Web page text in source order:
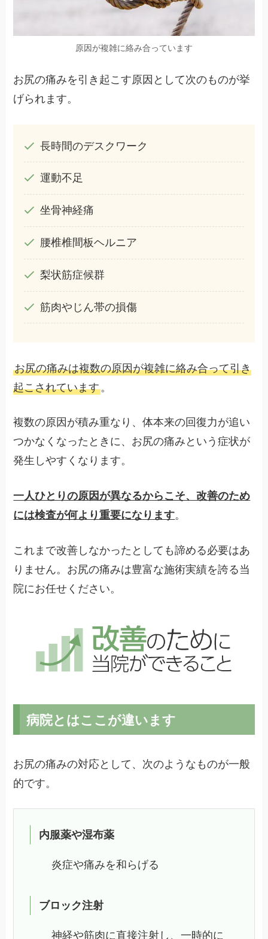
原因が複雑に絡み合っています
お尻の痛みを引き起こす原因として次のものが挙
げられます。
長時間のデスクワーク
運動不足
坐骨神経痛
腰椎椎間板ヘルニア
梨状筋症候群
筋肉やじん帯の損傷
お尻の痛みは複数の原因が複雑に絡み合って引き
起こされています。
複数の原因が積み重なり、体本来の回復力が追い
つかなくなったときに、お尻の痛みという症状が
発生しやすくなります。
一人ひとりの原因が異なるからこそ、改善のため
には検査が何より重要になります。
これまで改善しなかったとしても諦める必要はあ
りません。お尻の痛みは豊富な施術実績を誇る当
院にお任せください。
病院とはここが違います
お尻の痛みの対応として、次のようなものが一般
的です。
内服薬や湿布薬
炎症や痛みを和らげる
ブロック注射
神経や筋肉に直接注射し、一時的に